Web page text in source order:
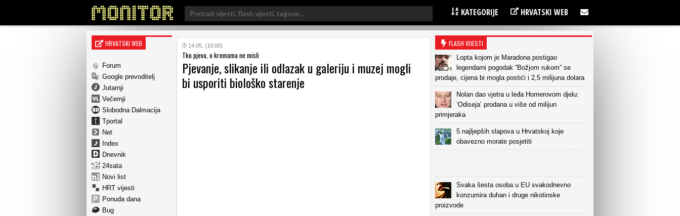
Search
for:
KATEGORIJE HRVATSKI WEB
HRVATSKI WEB
Forum
Google prevoditelj
Jutarnji
Večernji
Slobodna Dalmacija
Tportal
Net
Index
Dnevnik
24sata
Novi list
HRT vijesti
Ponuda dana
Bug
14.05. (10:00)
Tko pjeva, o kremama ne misli
Pjevanje, slikanje ili odlazak u galeriju i muzej mogli
bi usporiti biološko starenje
FLASH VIJESTI
Lopta kojom je Maradona postigao
legendarni pogodak “Božjom rukom” se
prodaje, cijena bi mogla postići i 2,5 milijuna dolara
Nolan dao vjetra u leđa Homerovom djelu:
‘Odiseja’ prodana u više od milijun
primjeraka
5 najljepših slapova u Hrvatskoj koje
obavezno morate posjetiti
Svaka šesta osoba u EU svakodnevno
konzumira duhan i druge nikotinske
proizvode